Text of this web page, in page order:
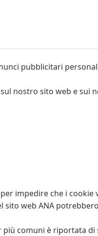
pubblicitari
nostro sito web e
impedire che i cookie
web ANA
comuni è riportata di